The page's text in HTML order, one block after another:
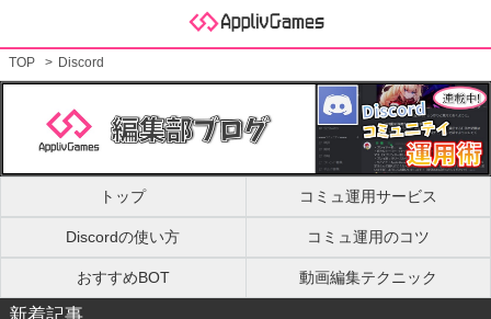
TOP Discord
トップ コミュ運用サービス
Discordの使い方 コミュ運用のコツ
おすすめBOT 動画編集テクニック